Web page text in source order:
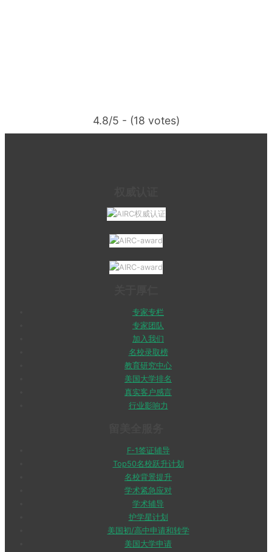
4.8/5 - (18 votes)
专家专栏
专家团队
加入我们
名校录取榜
教育研究中心
美国大学排名
真实客户感言
行业影响力
F-1签证辅导
Top50名校跃升计划
名校背景提升
学术紧急应对
学术辅导
护学星计划
美国初/高中申请和转学
美国大学申请